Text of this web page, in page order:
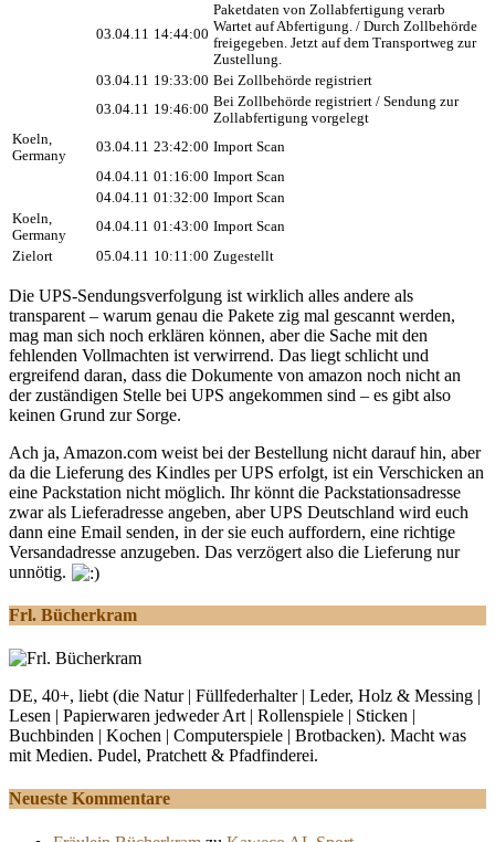
03.04.11 14:44:00
Paketdaten von Zollabfertigung verarb
Wartet auf Abfertigung. / Durch Zollbehörde
freigegeben. Jetzt auf dem Transportweg zur
Zustellung.
03.04.11 19:33:00 Bei Zollbehörde registriert
03.04.11 19:46:00 Bei Zollbehörde registriert / Sendung zur
Zollabfertigung vorgelegt
Koeln,
Germany
03.04.11 23:42:00 Import Scan
04.04.11 01:16:00 Import Scan
04.04.11 01:32:00 Import Scan
Koeln,
Germany
04.04.11 01:43:00 Import Scan
Zielort
05.04.11 10:11:00 Zugestellt
Die UPS-Sendungsverfolgung ist wirklich alles andere als
transparent – warum genau die Pakete zig mal gescannt werden,
mag man sich noch erklären können, aber die Sache mit den
fehlenden Vollmachten ist verwirrend. Das liegt schlicht und
ergreifend daran, dass die Dokumente von amazon noch nicht an
der zuständigen Stelle bei UPS angekommen sind – es gibt also
keinen Grund zur Sorge.
Ach ja, Amazon.com weist bei der Bestellung nicht darauf hin, aber
da die Lieferung des Kindles per UPS erfolgt, ist ein Verschicken an
eine Packstation nicht möglich. Ihr könnt die Packstationsadresse
zwar als Lieferadresse angeben, aber UPS Deutschland wird euch
dann eine Email senden, in der sie euch auffordern, eine richtige
Versandadresse anzugeben. Das verzögert also die Lieferung nur
unnötig.
Frl. Bücherkram
DE, 40+, liebt (die Natur | Füllfederhalter | Leder, Holz & Messing |
Lesen | Papierwaren jedweder Art | Rollenspiele | Sticken |
Buchbinden | Kochen | Computerspiele | Brotbacken). Macht was
mit Medien. Pudel, Pratchett & Pfadfinderei.
Neueste Kommentare